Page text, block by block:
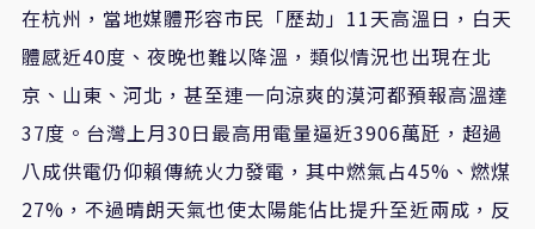
在杭州，當地媒體形容市民「歷劫」11天高溫日，白天
體感近40度、夜晚也難以降溫，類似情況也出現在北
京、山東、河北，甚至連一向涼爽的漠河都預報高溫達
37度。台灣上月30日最高用電量逼近3906萬瓩，超過
八成供電仍仰賴傳統火力發電，其中燃氣占45%、燃煤
27%，不過晴朗天氣也使太陽能佔比提升至近兩成，反